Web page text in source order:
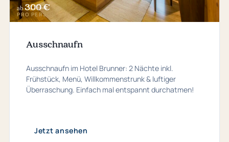
ab 300 €
PRO PERSON
Ausschnaufn
Ausschnaufn im Hotel Brunner: 2 Nächte inkl.
Frühstück, Menü, Willkommenstrunk & luftiger
Überraschung. Einfach mal entspannt durchatmen!
Jetzt ansehen